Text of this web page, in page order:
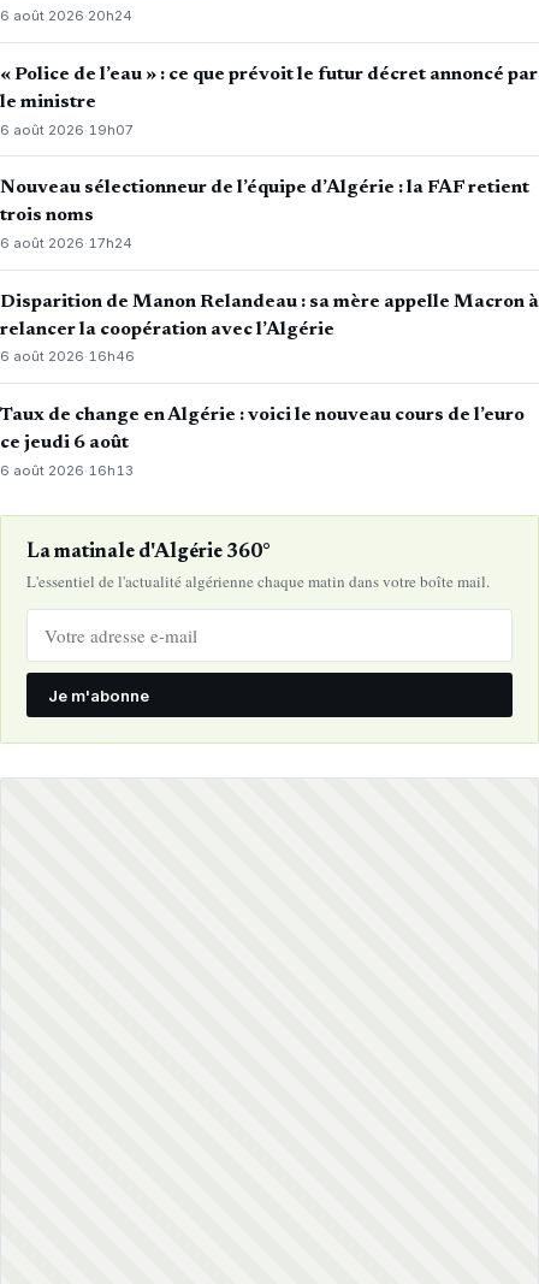
6 août 2026·20h24
« Police de l’eau » : ce que prévoit le futur décret annoncé par
le ministre
6 août 2026· 19h07
Nouveau sélectionneur de l’équipe d’Algérie : la FAF retient
trois noms
6 août 2026·17h24
Disparition de Manon Relandeau : sa mère appelle Macron à
relancer la coopération avec l’Algérie
6 août 2026·16h46
Taux de change en Algérie : voici le nouveau cours de l’euro
ce jeudi 6 août
6 août 2026· 16h13
La matinale d'Algérie 360°
L'essentiel de l'actualité algérienne chaque matin dans votre boîte mail.
Je m'abonne